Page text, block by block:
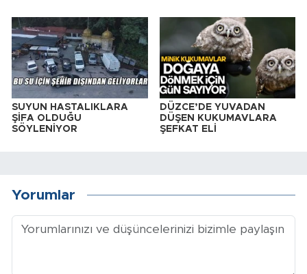
SUYUN HASTALIKLARA
ŞİFA OLDUĞU
SÖYLENİYOR
DÜZCE’DE YUVADAN
DÜŞEN KUKUMAVLARA
ŞEFKAT ELİ
Yorumlar